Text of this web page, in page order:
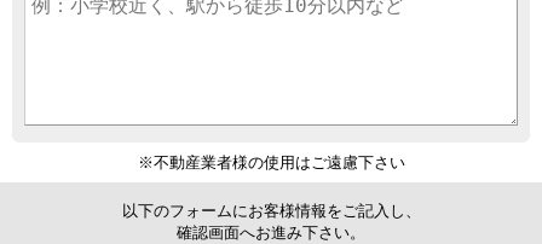
※不動産業者様の使用はご遠慮下さい
以下のフォームにお客様情報をご記入し、
確認画面へお進み下さい。